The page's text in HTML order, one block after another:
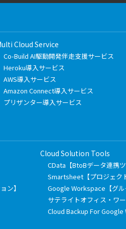
Cloud Service
Co-Build AI駆動開発伴走支援サービス
Heroku導入サービス
AWS導入サービス
Amazon Connect導入サービス
プリザンター導入サービス
ン】
Cloud Solution Tools
CData【BtoBデータ連携ツ
Smartsheet【プロジェク
Google Workspace【グル
サテライトオフィス・ワ
Cloud Backup For Google